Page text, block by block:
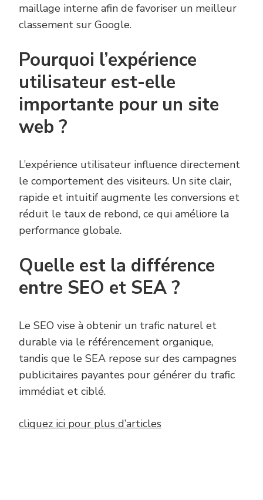
maillage interne afin de favoriser un meilleur
classement sur Google.
Pourquoi l’expérience
utilisateur est-elle
importante pour un site
web ?
L’expérience utilisateur influence directement
le comportement des visiteurs. Un site clair,
rapide et intuitif augmente les conversions et
réduit le taux de rebond, ce qui améliore la
performance globale.
Quelle est la différence
entre SEO et SEA ?
Le SEO vise à obtenir un trafic naturel et
durable via le référencement organique,
tandis que le SEA repose sur des campagnes
publicitaires payantes pour générer du trafic
immédiat et ciblé.
cliquez ici pour plus d’articles